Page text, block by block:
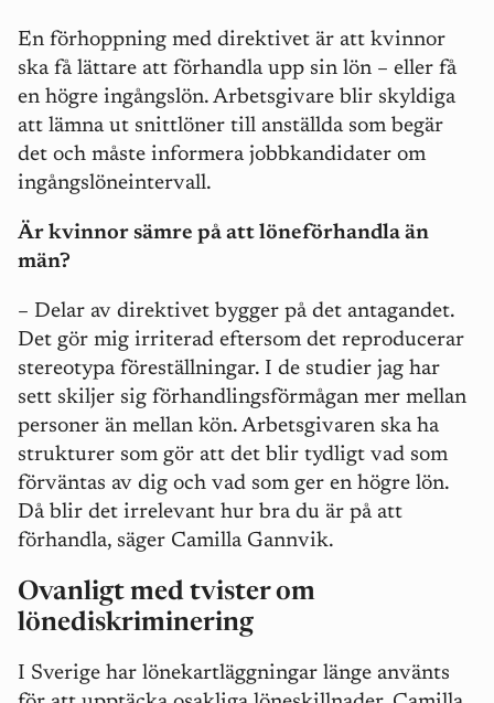
En förhoppning med direktivet är att kvinnor
ska få lättare att förhandla upp sin lön – eller få
en högre ingångslön. Arbetsgivare blir skyldiga
att lämna ut snittlöner till anställda som begär
det och måste informera jobbkandidater om
ingångslöneintervall.
Är kvinnor sämre på att löneförhandla än
män?
– Delar av direktivet bygger på det antagandet.
Det gör mig irriterad eftersom det reproducerar
stereotypa föreställningar. I de studier jag har
sett skiljer sig förhandlingsförmågan mer mellan
personer än mellan kön. Arbetsgivaren ska ha
strukturer som gör att det blir tydligt vad som
förväntas av dig och vad som ger en högre lön.
Då blir det irrelevant hur bra du är på att
förhandla, säger Camilla Gannvik.
Ovanligt med tvister om
lönediskriminering
I Sverige har lönekartläggningar länge använts